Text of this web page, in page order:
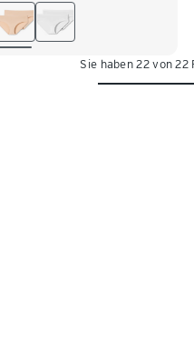
44
Sie haben 22 von